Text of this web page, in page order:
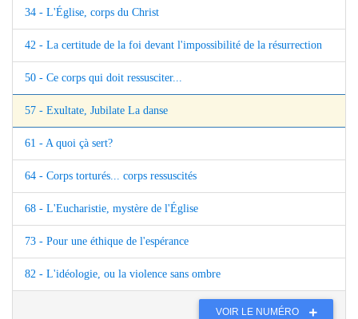
34 - L'Église, corps du Christ
42 - La certitude de la foi devant l'impossibilité de la résurrection
50 - Ce corps qui doit ressusciter...
57 - Exultate, Jubilate La danse
61 - A quoi çà sert?
64 - Corps torturés... corps ressuscités
68 - L'Eucharistie, mystère de l'Église
73 - Pour une éthique de l'espérance
82 - L'idéologie, ou la violence sans ombre
VOIR LE NUMÉRO